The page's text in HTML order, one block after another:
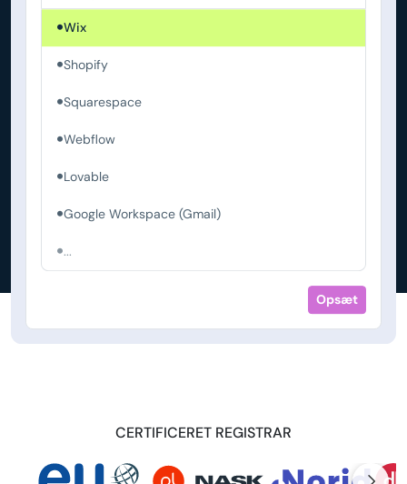
Wix
Shopify
Squarespace
Webflow
Lovable
Google Workspace (Gmail)
...
Opsæt
CERTIFICERET REGISTRAR